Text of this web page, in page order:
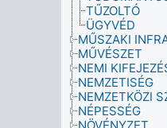
TŰZOLTÓ
ÜGYVÉD
MŰSZAKI
MŰVÉSZET
NEMI
NEMZETISÉG
NEMZETKÖZI
NÉPESSÉG